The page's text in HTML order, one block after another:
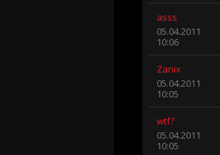
asss
05.04.2011
10:06
Zanix
05.04.2011
10:05
wtf?
05.04.2011
10:05